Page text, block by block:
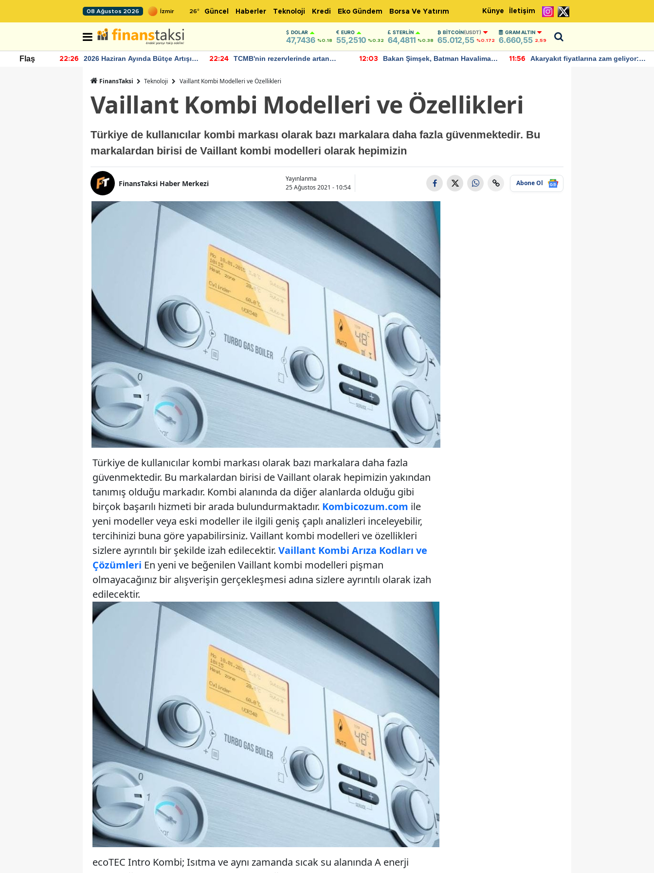
08 Ağustos 2026 26° Güncel Haberler Teknoloji Kredi Eko Gündem Borsa Ve Yatırım Künye İletişim
DOLAR
47,7436 %0.18
EURO
55,2510 %0.32
STERLIN
64,4811 %0.38
BITCOIN(USDT)
65.012,55 %0.172
GRAM ALTIN
6.660,55 2,59
Flaş 22:26
2026 Haziran Ayında Bütçe Artışı
22:24
TCMB'nin rezervlerinde artan
12:03
Bakan Şimşek, Batman Havalimanı
11:56
Akaryakıt fiyatlarına zam geliyor:
FinansTaksi Teknoloji Vaillant Kombi Modelleri ve Özellikleri
Vaillant Kombi Modelleri ve Özellikleri
Türkiye de kullanıcılar kombi markası olarak bazı markalara daha fazla güvenmektedir. Bu
markalardan birisi de Vaillant kombi modelleri olarak hepimizin
FinansTaksi Haber Merkezi
Yayınlanma
25 Ağustos 2021 - 10:54
Abone Ol
Türkiye de kullanıcılar kombi markası olarak bazı markalara daha fazla
güvenmektedir. Bu markalardan birisi de Vaillant olarak hepimizin yakından
tanımış olduğu markadır. Kombi alanında da diğer alanlarda olduğu gibi
birçok başarılı hizmeti bir arada bulundurmaktadır. Kombicozum.com ile
yeni modeller veya eski modeller ile ilgili geniş çaplı analizleri inceleyebilir,
tercihinizi buna göre yapabilirsiniz. Vaillant kombi modelleri ve özellikleri
sizlere ayrıntılı bir şekilde izah edilecektir. Vaillant Kombi Arıza Kodları ve
Çözümleri En yeni ve beğenilen Vaillant kombi modelleri pişman
olmayacağınız bir alışverişin gerçekleşmesi adına sizlere ayrıntılı olarak izah
edilecektir.
ecoTEC Intro Kombi; Isıtma ve aynı zamanda sıcak su alanında A enerji